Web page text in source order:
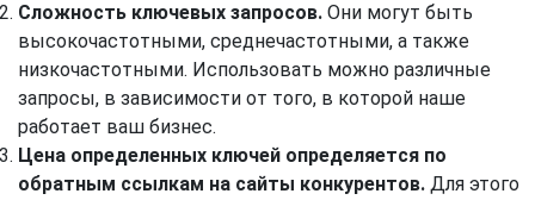
Сложность ключевых запросов. Они могут быть
высокочастотными, среднечастотными, а также
низкочастотными. Использовать можно различные
запросы, в зависимости от того, в которой наше
работает ваш бизнес.
Цена определенных ключей определяется по
обратным ссылкам на сайты конкурентов. Для этого